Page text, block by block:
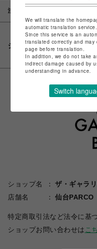
注意事項
シェアする
ショップ名
ザ・ギャラ
店舗名
仙台PARCO
特定商取引法など法令に基
ショップお問い合わせは こ
We will translate the
automatic translation service.
Since this service is an
translated correctly and
page before translation.
In addition, we do not take
indirect damage caused by
understanding in advance.
Switch